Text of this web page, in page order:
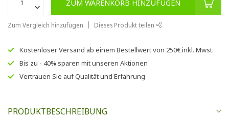
ZUM WARENKORB HINZUFÜGEN
Zum Vergleich hinzufügen Dieses Produkt teilen
Kostenloser Versand ab einem Bestellwert von 250€inkl. Mwst.
Bis zu - 40% sparen mit unseren Aktionen
Vertrauen Sie aufQualität und Erfahrung
PRODUKTBESCHREIBUNG